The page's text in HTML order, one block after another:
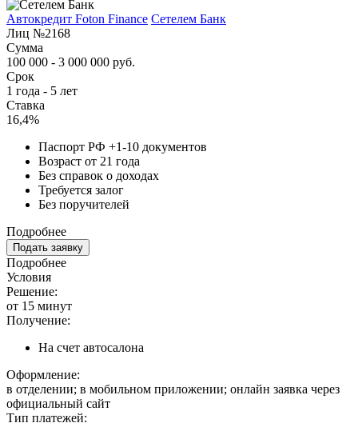
Автокредит Foton Finance Сетелем Банк
Лиц №2168
Сумма
100 000 - 3 000 000 руб.
Срок
1 года - 5 лет
Ставка
16,4%
Паспорт РФ +1-10 документов
Возраст от 21 года
Без справок о доходах
Требуется залог
Без поручителей
Подробнее
Подать заявку
Подробнее
Условия
Решение:
от 15 минут
Получение:
На счет автосалона
Оформление:
в отделении; в мобильном приложении; онлайн заявка через
официальный сайт
Тип платежей: